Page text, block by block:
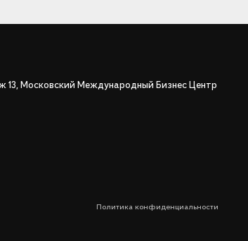
13, Московский Международный Бизнес Центр
Политика конфиденциальности